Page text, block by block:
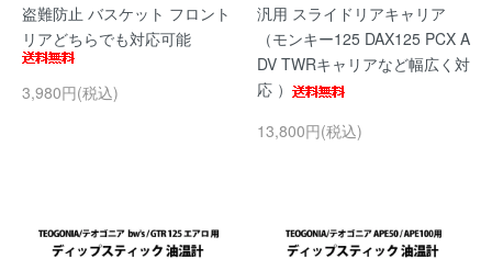
盗難防止 バスケット フロント
リアどちらでも対応可能
3,980円(税込)
汎用 スライドリアキャリア
（モンキー125 DAX125 PCX A
DV TWRキャリアなど幅広く対
応 ）
13,800円(税込)